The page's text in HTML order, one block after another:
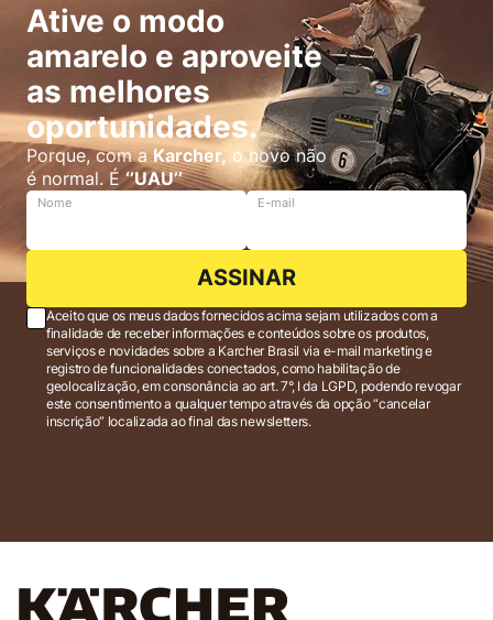
Ative o modo
amarelo e aproveite
as melhores
oportunidades.
Porque, com aKarcher, o novo não
é normal. É‘’UAU’’
Nome E-mail
ASSINAR
Aceito que os meus dados fornecidos acima sejam utilizados com a
finalidade de receber informações e conteúdos sobre os produtos,
serviços e novidades sobre a Karcher Brasil via e-mail marketing e
registro de funcionalidades conectados, como habilitação de
geolocalização, em consonância ao art. 7°, I da LGPD, podendo revogar
este consentimento a qualquer tempo através da opção “cancelar
inscrição” localizada ao final das newsletters.